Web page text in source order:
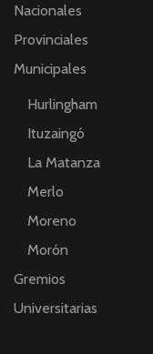
Nacionales
Provinciales
Municipales
Hurlingham
Ituzaingó
La Matanza
Merlo
Moreno
Morón
Gremios
Universitarias